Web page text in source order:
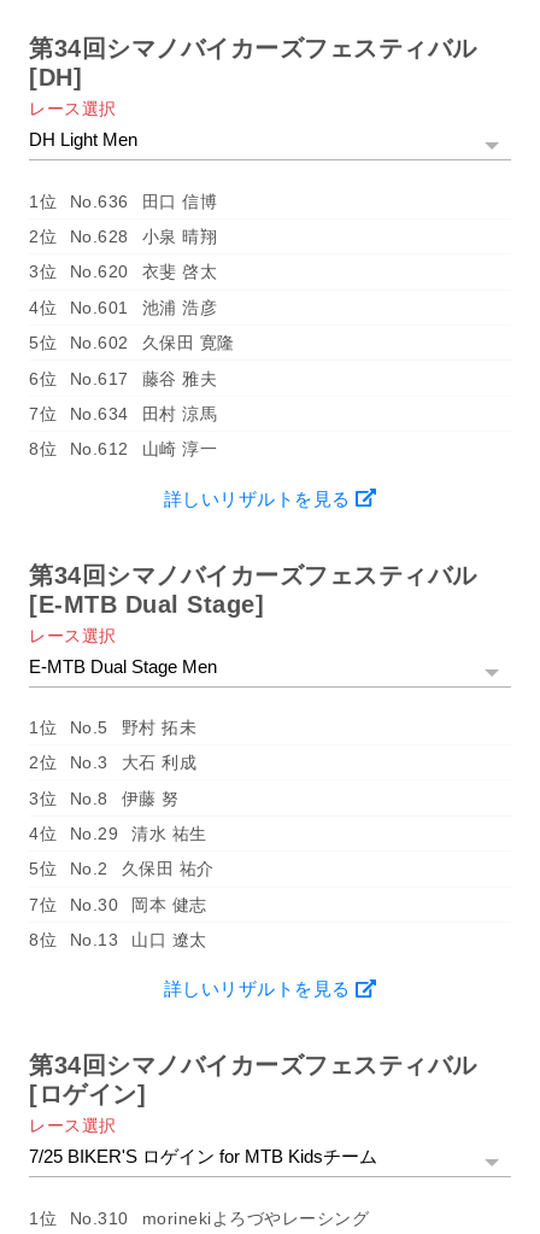
第34回シマノバイカーズフェスティバル
[DH]
レース選択
1位 No.636
田口 信博
2位
No.628
小泉 晴翔
3位
No.620
衣斐 啓太
4位
No.601
池浦 浩彦
5位
No.602
久保田 寛隆
6位
No.617
藤谷 雅夫
7位
No.634
田村 涼馬
8位
No.612 山崎 淳一
詳しいリザルトを見る
第34回シマノバイカーズフェスティバル
[E-MTB Dual Stage]
レース選択
1位 No.5
野村 拓未
2位
No.3
大石 利成
3位
No.8
伊藤 努
4位
No.29
清水 祐生
5位
No.2
久保田 祐介
7位
No.30
岡本 健志
8位
No.13 山口 遼太
詳しいリザルトを見る
第34回シマノバイカーズフェスティバル
[ロゲイン]
レース選択
1位 No.310
morinekiよろづやレーシング